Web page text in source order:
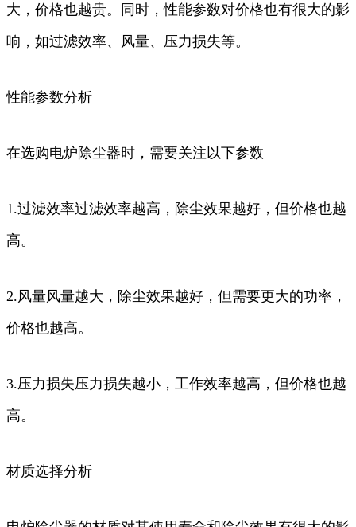
大，价格也越贵。同时，性能参数对价格也有很大的影
响，如过滤效率、风量、压力损失等。
性能参数分析
在选购电炉除尘器时，需要关注以下参数
1.过滤效率过滤效率越高，除尘效果越好，但价格也越
高。
2.风量风量越大，除尘效果越好，但需要更大的功率，
价格也越高。
3.压力损失压力损失越小，工作效率越高，但价格也越
高。
材质选择分析